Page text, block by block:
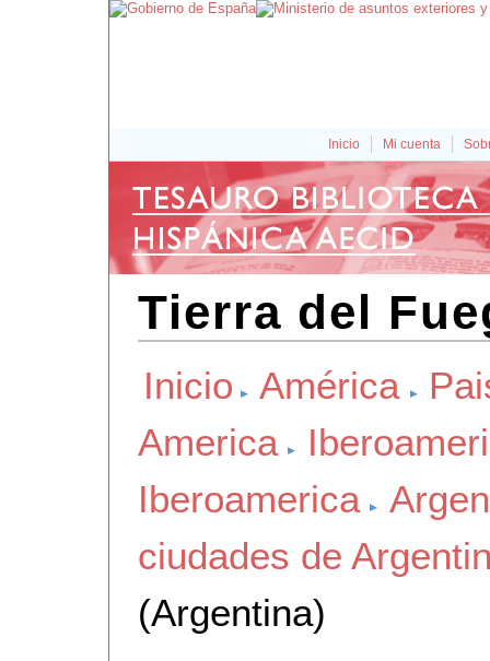
Inicio Mi cuenta
Tierra del
Inicio América
America
Iberoamerica
ciudades de
(Argentina)